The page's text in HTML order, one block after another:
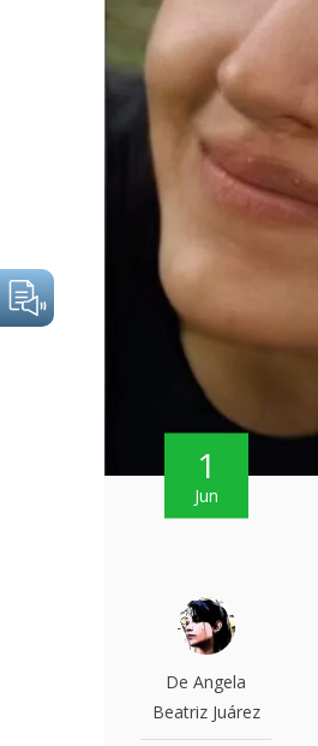
1
Jun
De Angela
Beatriz Juárez